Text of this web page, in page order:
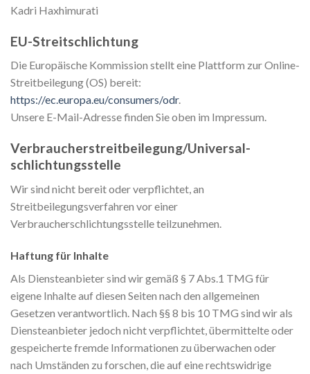
Kadri Haxhimurati
EU-Streitschlichtung
Die Europäische Kommission stellt eine Plattform zur Online-
Streitbeilegung (OS) bereit:
https://ec.europa.eu/consumers/odr.
Unsere E-Mail-Adresse finden Sie oben im Impressum.
Verbraucher­streit­beilegung/Universal­
schlichtungs­stelle
Wir sind nicht bereit oder verpflichtet, an
Streitbeilegungsverfahren vor einer
Verbraucherschlichtungsstelle teilzunehmen.
Haftung für Inhalte
Als Diensteanbieter sind wir gemäß § 7 Abs.1 TMG für
eigene Inhalte auf diesen Seiten nach den allgemeinen
Gesetzen verantwortlich. Nach §§ 8 bis 10 TMG sind wir als
Diensteanbieter jedoch nicht verpflichtet, übermittelte oder
gespeicherte fremde Informationen zu überwachen oder
nach Umständen zu forschen, die auf eine rechtswidrige